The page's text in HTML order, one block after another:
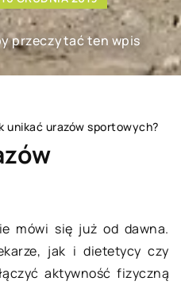
przeczytać ten wpis
unikać urazów sportowych?
mówi się już od dawna.
jak i dietetycy czy
aktywność fizyczną